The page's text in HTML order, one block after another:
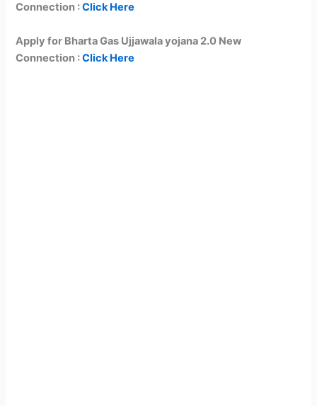
Connection :Click Here
Apply for Bharta Gas Ujjawala yojana 2.0 New
Connection :Click Here